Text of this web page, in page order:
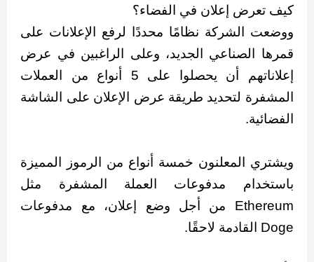
كيف تعرض إعلان في الفضاء؟
ووضعت الشركة نظامًا محددًا لرفع الإعلانات على
قمرها الصناعي الجديد، وعلى الراغبين في عرض
إعلاناتهم أن يحصلوا على 5 أنواع من العملات
المشفرة لتحديد طريقة عرض الإعلان على الشاشة
الفضائية.
ويشتري المعلنون خمسة أنواع من الرموز المميزة
باستخدام مدفوعات العملة المشفرة مثل
Ethereum من أجل وضع إعلان، مع مدفوعات
Doge القادمة لاحقًا.